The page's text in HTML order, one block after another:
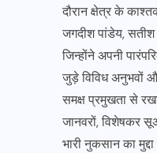
दौरान क्षेत्र के
जगदीश पांडेय,
जिन्होंने अपनी
जुड़े विविध अनुभवों
समक्ष प्रमुखता से
जानवरों, विशेषकर
भारी नुकसान का